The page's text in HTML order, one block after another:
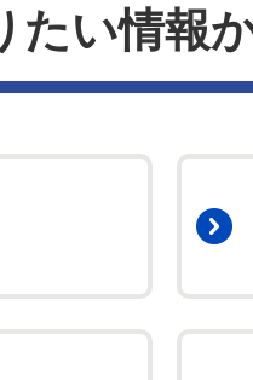
っこにこ😊引
たい情報